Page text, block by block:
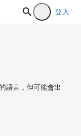
登入
語言，但可能會出